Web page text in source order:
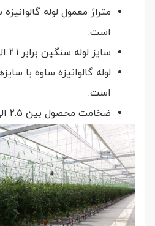
است.
سایز لوله سنگین برابر ۲.۱ الی ۸ اینچ متغیر است.
است.
ضخامت محصول بین ۲.۵ الی ۵ میلی متر است.